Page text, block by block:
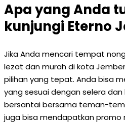
Apa yang Anda
kunjungi Eterno
Jika Anda mencari tempat
lezat dan murah di kota
pilihan yang tepat. Anda bisa
yang sesuai dengan selera
bersantai bersama teman-
juga bisa mendapatkan promo